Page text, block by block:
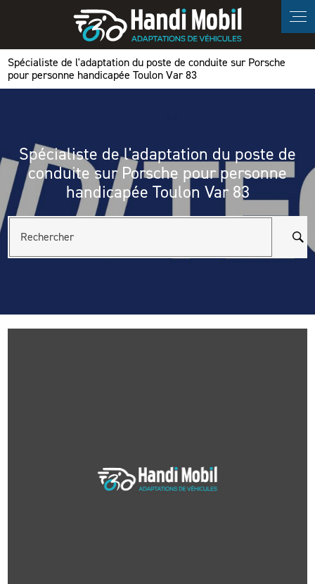
Spécialiste de l'adaptation du poste de conduite sur Porsche
pour personne handicapée Toulon Var 83
Spécialiste de l'adaptation du poste de
conduite sur Porsche pour personne
handicapée Toulon Var 83
Rechercher
Panneau de gestion des cookies